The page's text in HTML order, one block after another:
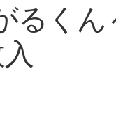
るくん